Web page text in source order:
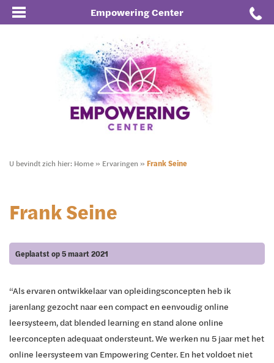
Empowering Center
U bevindt zich hier: Home » Ervaringen » Frank Seine
Frank Seine
Geplaatst op 5 maart 2021
“Als ervaren ontwikkelaar van opleidingsconcepten heb ik
jarenlang gezocht naar een compact en eenvoudig online
leersysteem, dat blended learning en stand alone online
leerconcepten adequaat ondersteunt. We werken nu 5 jaar met het
online leersysteem van Empowering Center. En het voldoet niet